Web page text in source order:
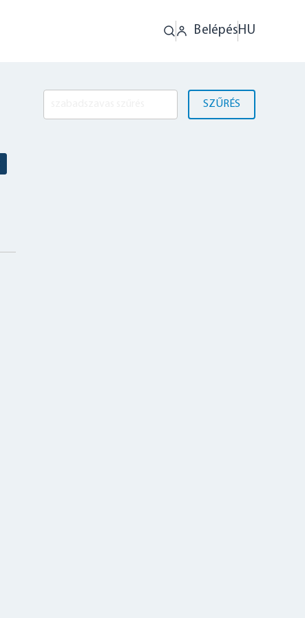
BelépésHU
SZŰRÉS